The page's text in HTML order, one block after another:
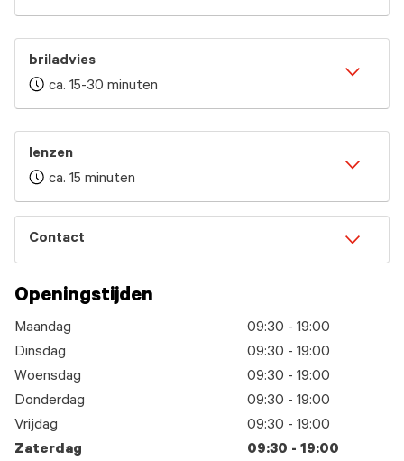
briladvies
ca. 15-30 minuten
lenzen
ca. 15 minuten
Contact
Openingstijden
Maandag
09:30 - 19:00
Dinsdag
09:30 - 19:00
Woensdag
09:30 - 19:00
Donderdag
09:30 - 19:00
Vrijdag
09:30 - 19:00
Zaterdag
09:30 - 19:00